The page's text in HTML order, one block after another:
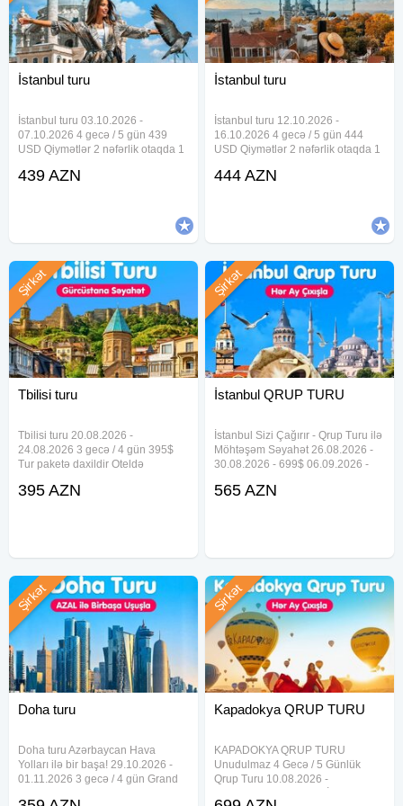
İstanbul turu
İstanbul turu 03.10.2026 -
07.10.2026 4 gecə / 5 gün 439
USD Qiymətlər 2 nəfərlik otaqda 1
Tur paketə daxildir Otelde
439 AZN
İstanbul turu
İstanbul turu 12.10.2026 -
16.10.2026 4 gecə / 5 gün 444
USD Qiymətlər 2 nəfərlik otaqda 1
Tur paketə daxildir Otelde
444 AZN
Tbilisi turu
Tbilisi turu 20.08.2026 -
24.08.2026 3 gecə / 4 gün 395$
Tur paketə daxildir Oteldə
xidmətlər Gediş dönüş aviabilet 10
Şirkət
395 AZN
İstanbul QRUP TURU
İstanbul Sizi Çağırır - Qrup Turu ilə
Möhtəşəm Səyahət 26.08.2026 -
30.08.2026 - 699$ 06.09.2026 -
30.09.2026 - 729$ 06.10.2026 -
Şirkət
565 AZN
Doha turu
Doha turu Azərbaycan Hava
Yolları ilə bir başa! 29.10.2026 -
01.11.2026 3 gecə / 4 gün Grand
Şirkət
Kapadokya QRUP TURU
KAPADOKYA QRUP TURU
Unudulmaz 4 Gecə / 5 Günlük
Qrup Turu 10.08.2026 -
Şirkət